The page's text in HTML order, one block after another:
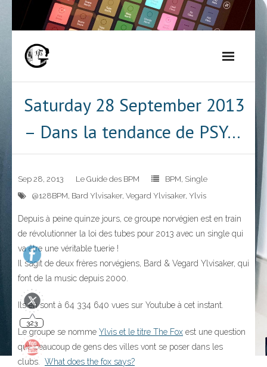
Saturday 28 September 2013
– Dans la tendance de PSY…
Sep 28, 2013 Le Guide des BPM BPM, Single
@128BPM, Bard Ylvisaker, Vegard Ylvisaker, Ylvis
Depuis à peine quinze jours, ce groupe norvégien est en train
de révolutionner la loi des tubes pour 2013 avec un single qui
va être une véritable tuerie !
Il s’agit de deux frères norvégiens, Bard & Vegard Ylvisaker, qui
font de la music depuis 2000.
Ils en sont à 64 334 640 vues sur Youtube à cet instant.
Le groupe se nomme Ylvis et le titre The Fox est une question
que beaucoup de gens des villes vont se poser dans les
clubs. What does the fox says?
323